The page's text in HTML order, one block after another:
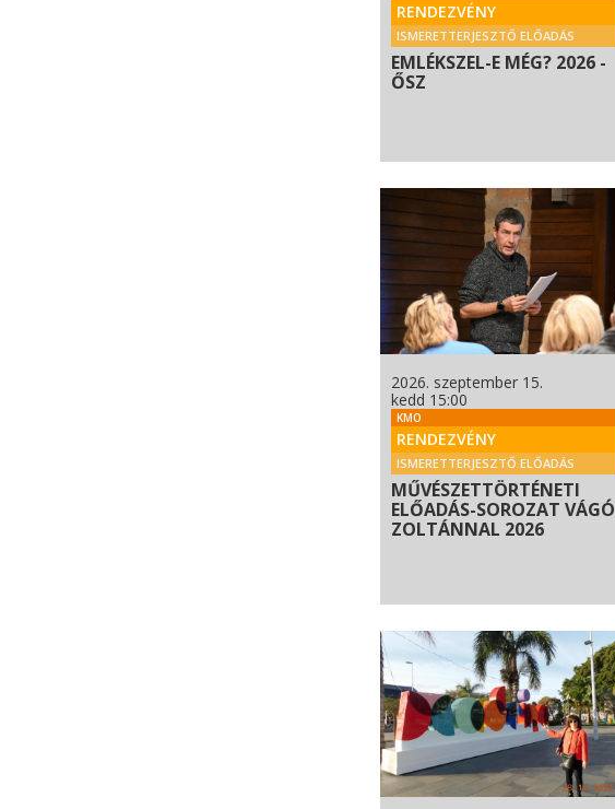
RENDEZVÉNY
ISMERETTERJESZTŐ ELŐADÁS
EMLÉKSZEL-E MÉG? 2026 -
ŐSZ
2026. szeptember 15.
kedd 15:00
KMO
RENDEZVÉNY
ISMERETTERJESZTŐ ELŐADÁS
MŰVÉSZETTÖRTÉNETI
ELŐADÁS-SOROZAT VÁGÓ
ZOLTÁNNAL 2026